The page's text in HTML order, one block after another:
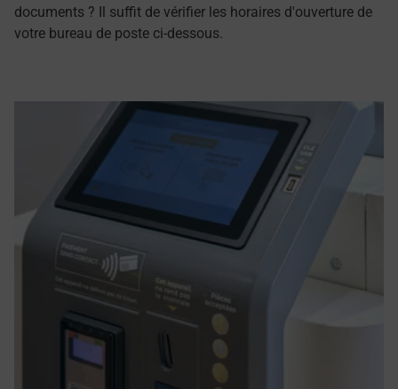
documents ? Il suffit de vérifier les horaires d'ouverture de
votre bureau de poste ci-dessous.